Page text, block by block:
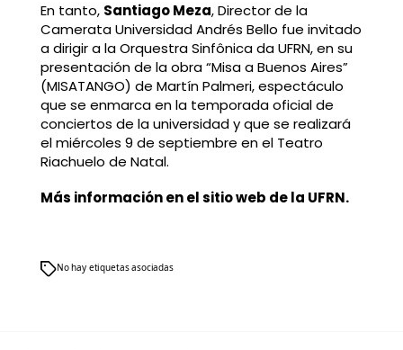
En tanto, Santiago Meza, Director de la
Camerata Universidad Andrés Bello fue invitado
a dirigir a la Orquestra Sinfônica da UFRN, en su
presentación de la obra “Misa a Buenos Aires”
(MISATANGO) de Martín Palmeri, espectáculo
que se enmarca en la temporada oficial de
conciertos de la universidad y que se realizará
el miércoles 9 de septiembre en el Teatro
Riachuelo de Natal.
Más información en el sitio web de la UFRN.
No hay etiquetas asociadas